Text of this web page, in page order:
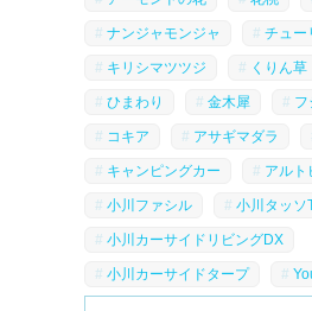
ナンジャモンジャ チュー
キリシマツツジ くりん草
ひまわり 金木犀 フ
コキア アサギマダラ
キャンピングカー アルト
小川ファシル 小川タッソ
小川カーサイドリビングDX
小川カーサイドタープ